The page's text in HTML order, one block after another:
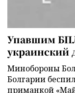
Упавшим
украинский
Минобороны
Болгарии
приманкой